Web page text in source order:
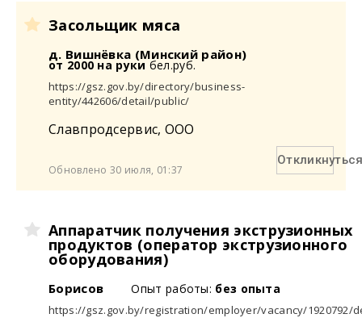
Засольщик мяса
д. Вишнёвка (Минский район)
от 2000 на руки бел.руб.
https://gsz.gov.by/directory/business-
entity/442606/detail/public/
Славпродсервис, ООО
Обновлено 30 июля, 01:37
Аппаратчик получения экструзионных
продуктов (оператор экструзионного
оборудования)
Борисов Опыт работы: без опыта
https://gsz.gov.by/registration/employer/vacancy/1920792/